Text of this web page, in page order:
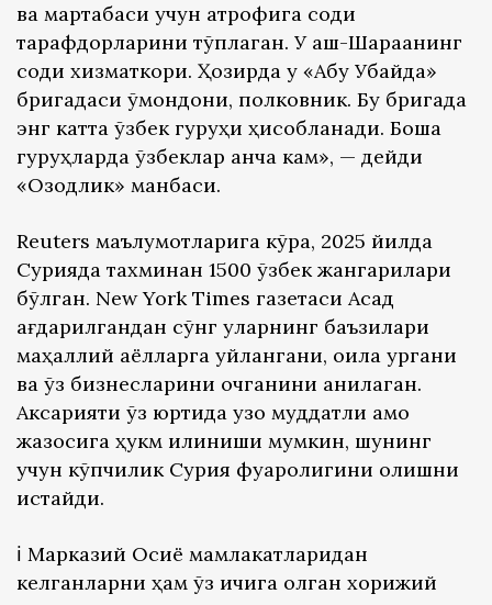
ва мартабаси учун атрофига содиқ
тарафдорларини тўплаган. У аш-Шараанинг
содиқ хизматкори. Ҳозирда у «Абу Убайда»
бригадаси қўмондони, полковник. Бу бригада
энг катта ўзбек гуруҳи ҳисобланади. Бошқа
гуруҳларда ўзбеклар анча кам», — дейди
«Озодлик» манбаси.
Reuters маълумотларига кўра, 2025 йилда
Сурияда тахминан 1500 ўзбек жангарилари
бўлган. New York Times газетаси Асад
ағдарилгандан сўнг уларнинг баъзилари
маҳаллий аёлларга уйлангани, оила қургани
ва ўз бизнесларини очганини аниқлаган.
Аксарияти ўз юртида узоқ муддатли қамоқ
жазосига ҳукм қилиниши мумкин, шунинг
учун кўпчилик Сурия фуқаролигини олишни
истайди.
ℹ️ Марказий Осиё мамлакатларидан
келганларни ҳам ўз ичига олган хорижий